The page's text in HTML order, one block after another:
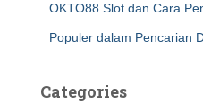
OKTO88 Slot dan Cara
Populer dalam Pencarian
Categories